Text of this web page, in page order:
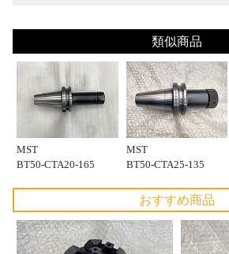
類似商品
MST
BT50-CTA20-165
MST
BT50-CTA25-135
おすすめ商品